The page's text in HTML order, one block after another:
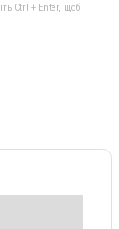
Ctrl + Enter, щоб